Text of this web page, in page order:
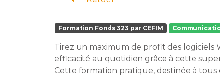
Formation Fonds 323 par CEFIM
Tirez un maximum de profit des logiciels
efficacité au quotidien grâce à cette
Cette formation pratique, destinée à